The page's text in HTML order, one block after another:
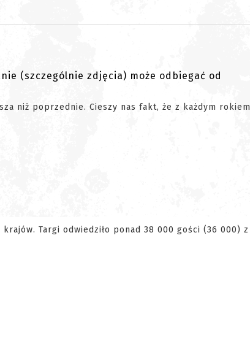
(szczególnie zdjęcia) może odbiegać od
niż poprzednie. Cieszy nas fakt, że z każdym rokiem
Targi odwiedziło ponad 38 000 gości (36 000) z